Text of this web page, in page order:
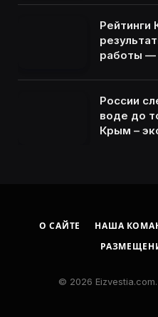
Рейтинги
работы —
России
воде до
Крым –
О САЙТЕ НАША
© 2026